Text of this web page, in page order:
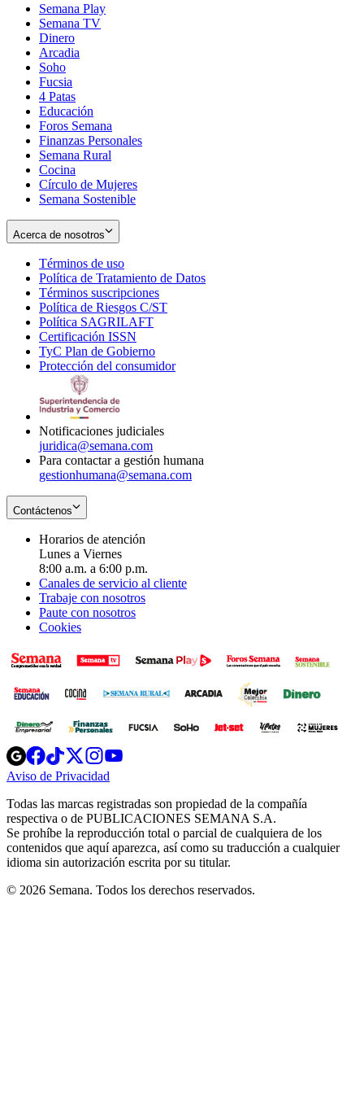
Semana Play
Semana TV
Dinero
Arcadia
Soho
in
new
window
Fucsia
in
new
window
4 Patas
Educación
Foros Semana
Finanzas Personales
Semana Rural
Cocina
Círculo de Mujeres
Semana Sostenible
Acerca de nosotros
Términos de uso
in
new
window
Política de Tratamiento de Datos
Términos suscripciones
in
Política de Riesgos C/ST
Política SAGRILAFT
new
window
Certificación ISSN
in
new
TyC Plan de Gobierno
in
Protección del consumidorOpens
Notificaciones judiciales
juridica@semana.com
Para contactar a gestión humana
gestionhumana@semana.com
Contáctenos
Horarios de atención
Lunes a Viernes
8:00 a.m. a 6:00 p.m.
Canales de servicio al cliente
Trabaje con nosotros
Paute con nosotros
Cookies
Opens
in
new
Opens
in
new
Opens
in
new
window
Opens
new
windowwindow
Aviso de Privacidad
new
window
Todas las marcas registradas son propiedad de la compañía
respectiva o de PUBLICACIONES SEMANA S.A.
Se prohíbe la reproducción total o parcial de cualquiera de los
contenidos que aquí aparezca, así como su traducción a cualquier
idioma sin autorización escrita por su titular.
© 2026 Semana. Todos los derechos reservados.